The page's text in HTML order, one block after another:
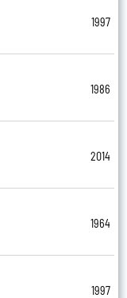
1997
1986
2014
1964
1997